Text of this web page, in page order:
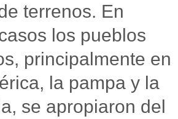
terrenos. En
los pueblos
principalmente en
la pampa y la
se apropiaron del